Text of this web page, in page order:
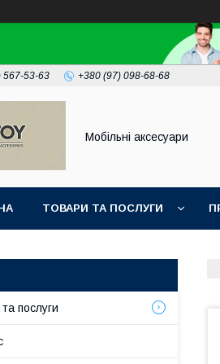
567-53-63 +380 (97) 098-68-68
Мобільні аксесуари
ТОВАРИ ТА ПОСЛУГИ
послуги